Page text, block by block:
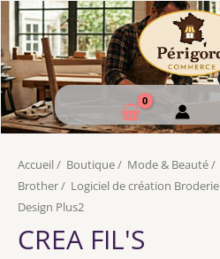
Accueil / Boutique/ Mode & Beauté/
Brother/ Logiciel de création Broderie
Design Plus2
CREA FIL'S